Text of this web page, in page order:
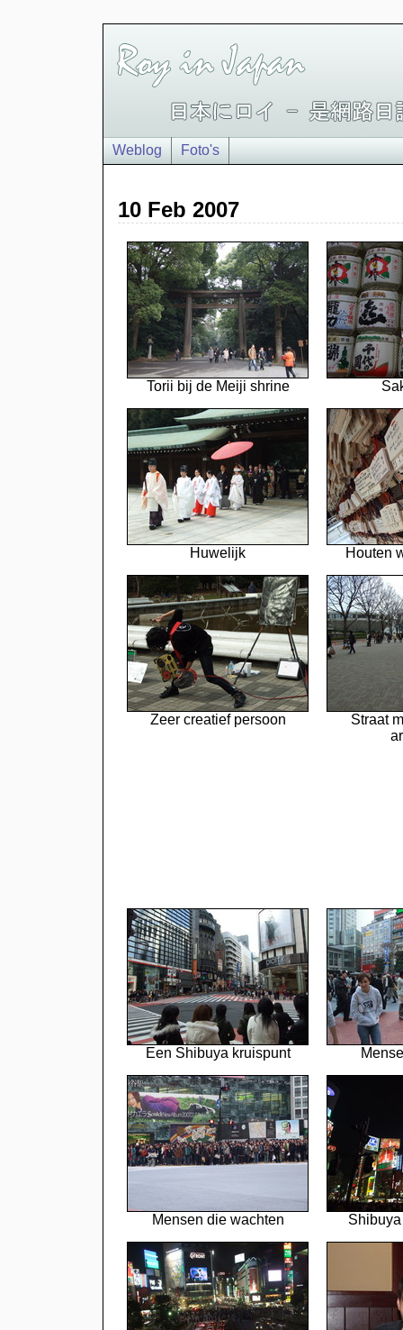
Weblog Foto's
10 Feb 2007
Torii bij de Meiji shrine
Huwelijk Houten
Zeer creatief persoon
Straat
Een Shibuya kruispunt
Mensen die wachten